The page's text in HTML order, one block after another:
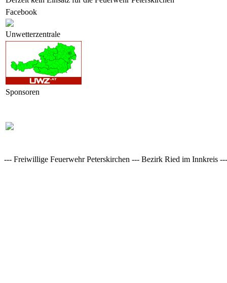
Facebook
Unwetterzentrale
Sponsoren
--- Freiwillige Feuerwehr Peterskirchen --- Bezirk Ried im Innkreis